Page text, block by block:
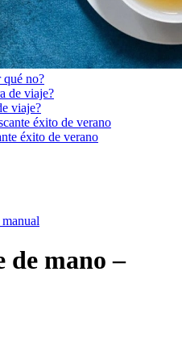
qué no?
viaje?
éxito de verano
de mano –